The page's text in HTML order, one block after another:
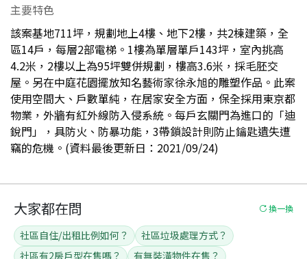
主要特色
該案基地711坪，規劃地上4樓、地下2樓，共2棟建築，全
區14戶，每層2部電梯。1樓為單層單戶143坪，室內挑高
4.2米，2樓以上為95坪雙併規劃，樓高3.6米，採毛胚交
屋。另在中庭花園擺放知名藝術家徐永旭的雕塑作品。此案
使用空間大、戶數單純，在居家安全方面，保全採用東京都
物業，外牆有紅外線防入侵系統。每戶玄關門為進口的「迪
銳門」，具防火、防暴功能，3帶鎖設計則防止鑰匙遺失遭
竊的危機。(資料最後更新日：2021/09/24)
大家都在問 換一換
社區自住/出租比例如何？
社區垃圾處理方式？
社區有2房戶型在售嗎？
有無裝潢物件在售？